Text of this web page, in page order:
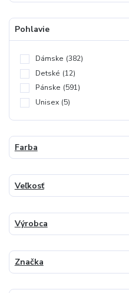
Pohlavie
Dámske (382)
Detské (12)
Pánske (591)
Unisex (5)
Farba
Veľkosť
Výrobca
Značka